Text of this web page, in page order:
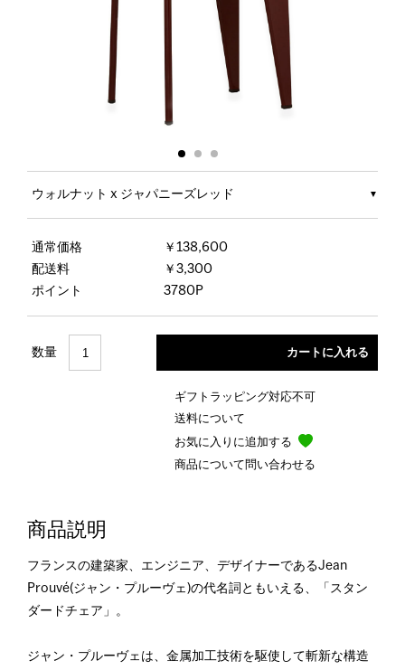
ウォルナット x ジャパニーズレッド
通常価格
￥138,600
配送料
￥3,300
ポイント
3780P
数量
ギフトラッピング対応不可
送料について
お気に入りに追加する
商品について問い合わせる
商品説明
フランスの建築家、エンジニア、デザイナーであるJean
Prouvé(ジャン・プルーヴェ)の代名詞ともいえる、「スタン
ダードチェア」。
ジャン・プルーヴェは、金属加工技術を駆使して斬新な構造